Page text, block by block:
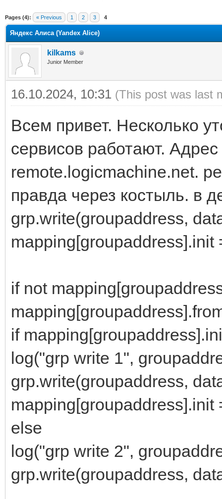
Pages (4): « Previous 1 2 3 4
Яндекс Алиса (Yandex Alice)
kilkams
Junior Member
16.10.2024, 10:31 (This post was last
Всем привет. Несколько
сервисов работают.
remote.logicmachine.net.
правда через костыль. в
grp.write(groupaddress,
mapping[groupaddress].init
if not
if
log("grp write 1",
grp.write(groupaddress,
mapping[groupaddress].init
else
log("grp write 2",
grp.write(groupaddress,